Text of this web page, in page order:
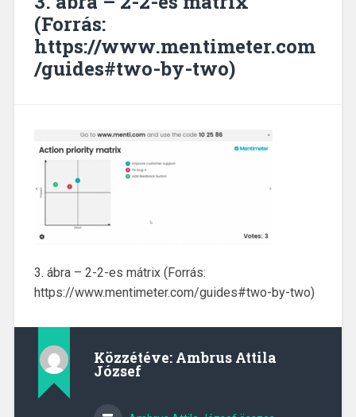
(Forrás:
https://www.mentimeter.com
/guides#two-by-two)
3. ábra – 2-2-es mátrix (Forrás:
https://www.mentimeter.com/guides#two-by-two)
Közzétéve: Ambrus Attila
József